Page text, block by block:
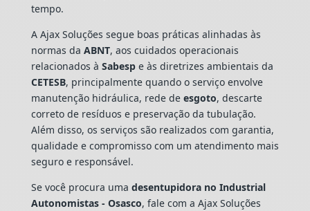
tempo.
A Ajax Soluções segue boas práticas alinhadas às
normas da ABNT, aos cuidados operacionais
relacionados à Sabespe às diretrizes ambientais da
CETESB, principalmente quando o serviço envolve
manutenção hidráulica, rede de esgoto, descarte
correto de resíduos e preservação da tubulação.
Além disso, os serviços são realizados com garantia,
qualidade e compromisso com um atendimento mais
seguro e responsável.
Se você procura uma desentupidora no Industrial
Autonomistas - Osasco, fale com a Ajax Soluções